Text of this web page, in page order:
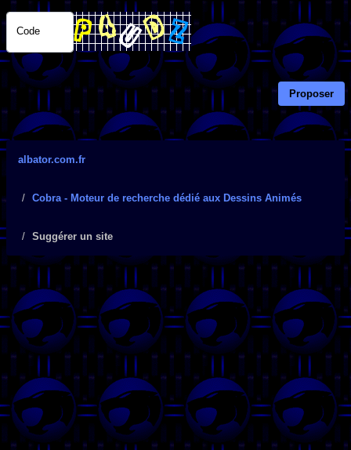
Code
Proposer
albator.com.fr
Cobra - Moteur de recherche dédié aux Dessins Animés
Suggérer un site